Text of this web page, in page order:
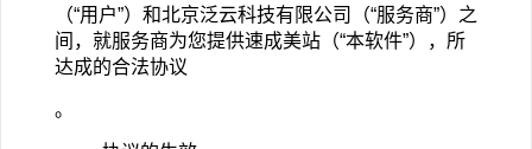
（“用户”）和北京泛云科技有限公司（“服务商”）之
间，就服务商为您提供速成美站（“本软件”），所
达成的合法协议
。